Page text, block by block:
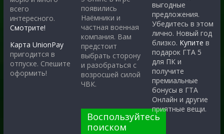
всего
интересного.
Смотрите!
Карта UnionPay
пригодится в
отпуске. Спешите
оформить!
появились
Наёмники и
частная военная
компания. Вам
предстоит
выбрать сторону
и разобраться с
возросшей силой
ЧВК.
Воспользуйтесь
поиском
выгодные
предложения.
Убедитесь в этом
лично. Новый год
близко. Купите в
подарок ГТА 5
для ПК и
получите
премиальные
бонусы в ГТА
Онлайн и другие
приятные вещи.